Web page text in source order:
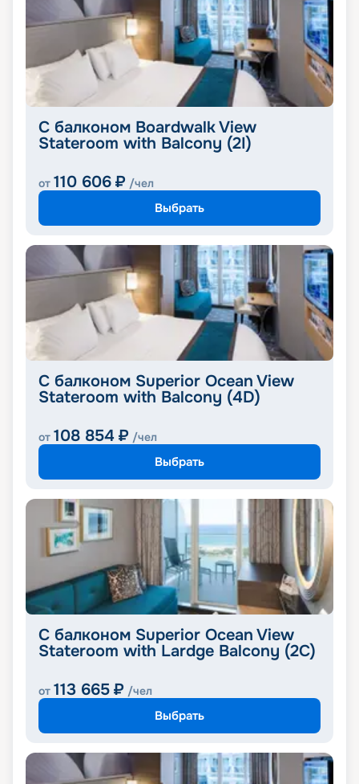
С балконом Boardwalk View
Stateroom with Balcony (2I)
от 110 606 ₽ /чел
Выбрать
С балконом Superior Ocean View
Stateroom with Balcony (4D)
от 108 854 ₽ /чел
Выбрать
С балконом Superior Ocean View
Stateroom with Lardge Balcony (2C)
от 113 665 ₽ /чел
Выбрать